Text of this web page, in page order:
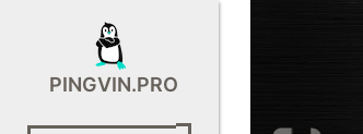
PINGVIN.PRO